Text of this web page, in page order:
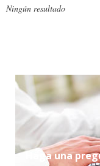
Ningún resultado
Haga una